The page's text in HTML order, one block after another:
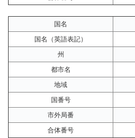
国名
国名（英語表記）
州
都市名
地域
国番号
市外局番
合体番号